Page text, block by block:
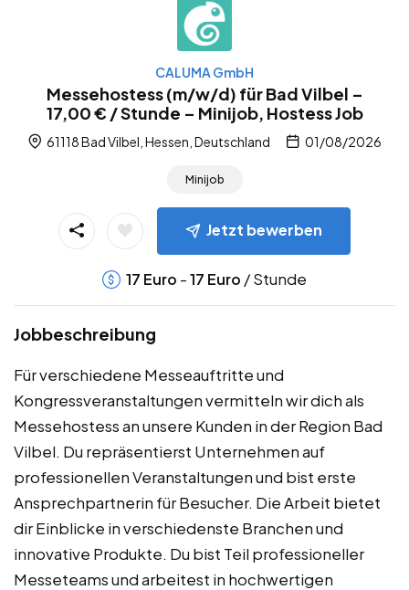
CALUMA GmbH
Messehostess (m/w/d) für Bad Vilbel –
17,00 € / Stunde – Minijob, Hostess Job
61118 Bad Vilbel, Hessen, Deutschland 01/08/2026
Minijob
Jetzt bewerben
17 Euro -17 Euro / Stunde
Jobbeschreibung
Für verschiedene Messeauftritte und
Kongressveranstaltungen vermitteln wir dich als
Messehostess an unsere Kunden in der Region Bad
Vilbel. Du repräsentierst Unternehmen auf
professionellen Veranstaltungen und bist erste
Ansprechpartnerin für Besucher. Die Arbeit bietet
dir Einblicke in verschiedenste Branchen und
innovative Produkte. Du bist Teil professioneller
Messeteams und arbeitest in hochwertigen